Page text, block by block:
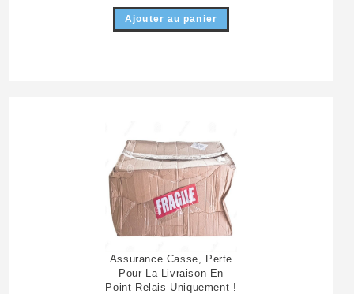
Ajouter au panier
Assurance Casse, Perte
Pour La Livraison En
Point Relais Uniquement !